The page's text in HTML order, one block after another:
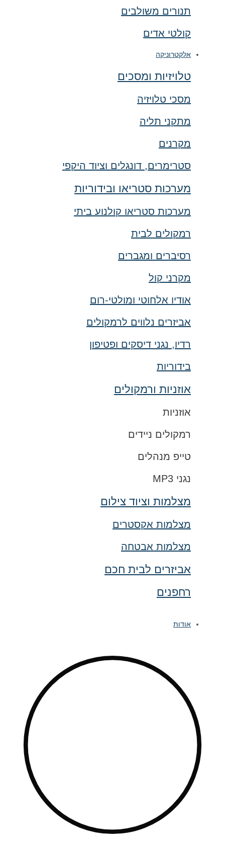
תנורים משולבים
קולטי אדים
אלקטרוניקה
טלויזיות ומסכים
מסכי טלויזיה
מתקני תליה
מקרנים
סטרימרים, דונגלים וציוד היקפי
מערכות סטריאו ובידוריות
מערכות סטריאו קולנוע ביתי
רמקולים לבית
רסיברים ומגברים
מקרני קול
אודיו אלחוטי ומולטי-רום
אביזרים נלווים לרמקולים
רדיו, נגני דיסקים ופטיפון
בידוריות
אוזניות ורמקולים
אוזניות
רמקולים ניידים
טייפ מנהלים
נגני MP3
מצלמות וציוד צילום
מצלמות אקסטרים
מצלמות אבטחה
אביזרים לבית חכם
רחפנים
אודות